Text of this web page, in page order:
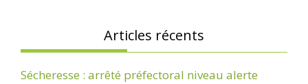
Articles récents
Sécheresse : arrêté préfectoral niveau alerte